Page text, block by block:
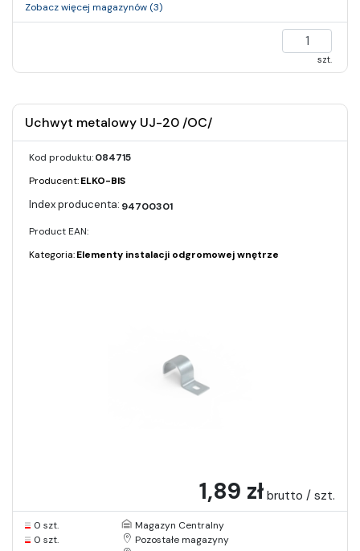
Zobacz więcej magazynów (3)
szt.
Uchwyt metalowy UJ-20 /OC/
Kod produktu:084715
Producent:ELKO-BIS
94700301
Product EAN:
Kategoria:Elementy instalacji odgromowej wnętrze
1,89 zł brutto / szt.
0 szt.
Magazyn Centralny
0 szt.
Pozostałe magazyny